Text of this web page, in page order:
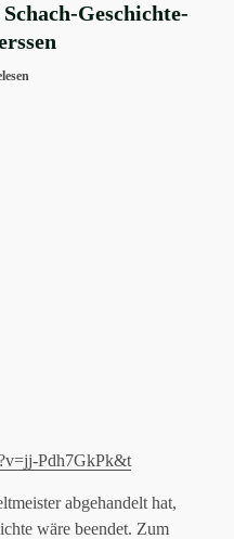
Geschichte-
Pdh7GkPk&t
abgehandelt hat,
wäre beendet. Zum